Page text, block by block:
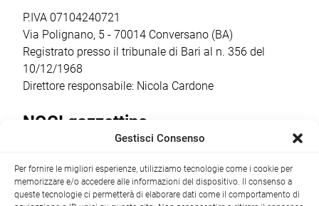
condotta dalla
regista,
sceneggiatrice […]
P.IVA 07104240721
Via Polignano, 5 - 70014 Conversano (BA)
Registrato presso il tribunale di Bari al n. 356 del
10/12/1968
Direttore responsabile: Nicola Cardone
NOCI gazzettino
+39 080 4979274|info@nocigazzettino.it Contatti|
Archivio
Gestisci Consenso
Per fornire le migliori esperienze, utilizziamo tecnologie come i cookie per
memorizzare e/o accedere alle informazioni del dispositivo. Il consenso a
queste tecnologie ci permetterà di elaborare dati come il comportamento di